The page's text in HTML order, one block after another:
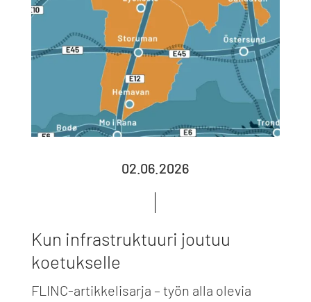
02.06.2026
Kun infrastruktuuri joutuu
koetukselle
FLINC-artikkelisarja – työn alla olevia